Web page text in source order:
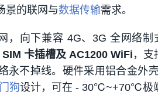
景的联网与数据传输需求。
，向下兼容 4G、3G 全网络制
卡插槽及 AC1200 WiFi ，支
永不掉线。硬件采用铝合金外
狗设计，可在 - 30℃~+70℃极